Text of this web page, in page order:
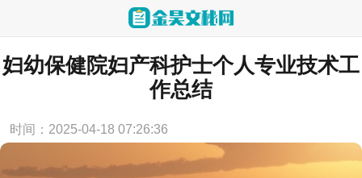
当前位置： 首页 > 实用范文
妇幼保健院妇产科护士个人专业技术工
作总结
时间：2025-04-18 07:26:36